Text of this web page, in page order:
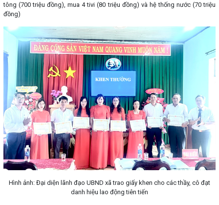
tông (700 triệu đồng), mua 4 tivi (80 triệu đồng) và hệ thống nước (70 triệu
đồng)
Hình ảnh: Đại diện lãnh đạo UBND xã trao giấy khen cho các thầy, cô đạt
danh hiệu lao động tiên tiến